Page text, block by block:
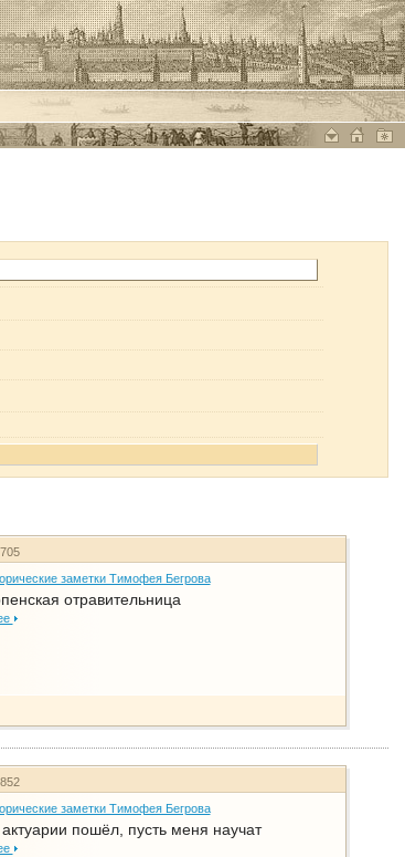
заметки Тимофея Бегрова
отравительница
заметки Тимофея Бегрова
пошёл, пусть меня научат